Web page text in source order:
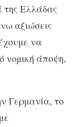
της Ελλάδας
αξιώσεις
να
νομική άποψη,
Γερμανία, το